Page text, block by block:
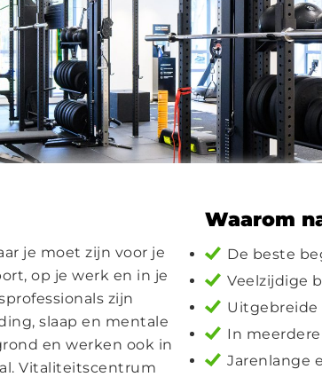
je moet zijn voor je
op je werk en in je
zijn
slaap en mentale
en werken ook in
Vitaliteitscentrum
Waarom
De beste
Veelzijdige
Uitgebreide
In
Jarenlange